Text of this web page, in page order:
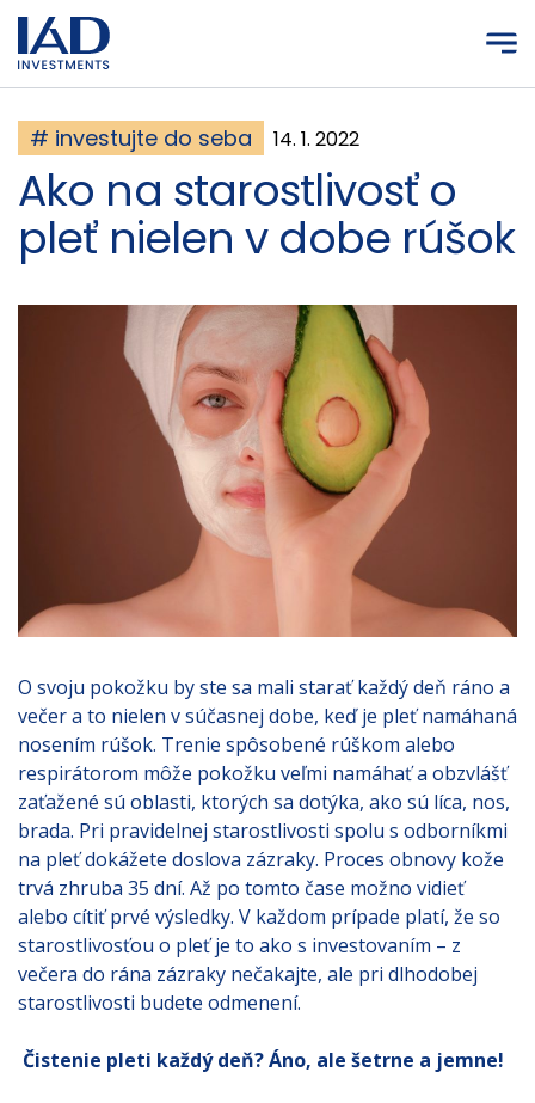
Prejsť na hlavný obsah
# investujte do seba 14. 1. 2022
Ako na starostlivosť o
pleť nielen v dobe rúšok
O svoju pokožku by ste sa mali starať každý deň ráno a
večer a to nielen v súčasnej dobe, keď je pleť namáhaná
nosením rúšok. Trenie spôsobené rúškom alebo
respirátorom môže pokožku veľmi namáhať a obzvlášť
zaťažené sú oblasti, ktorých sa dotýka, ako sú líca, nos,
brada. Pri pravidelnej starostlivosti spolu s odborníkmi
na pleť dokážete doslova zázraky. Proces obnovy kože
trvá zhruba 35 dní. Až po tomto čase možno vidieť
alebo cítiť prvé výsledky. V každom prípade platí, že so
starostlivosťou o pleť je to ako s investovaním – z
večera do rána zázraky nečakajte, ale pri dlhodobej
starostlivosti budete odmenení.
Čistenie pleti každý deň? Áno, ale šetrne a jemne!